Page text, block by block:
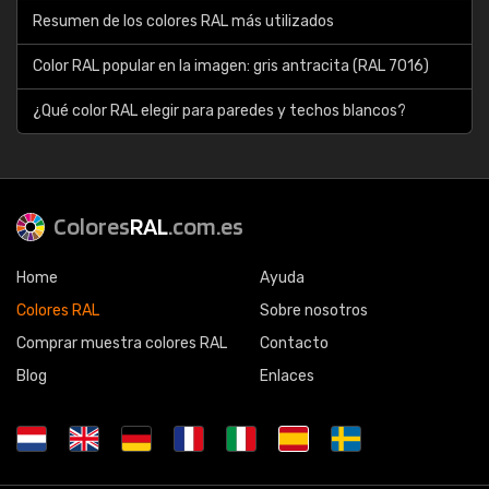
Resumen de los colores RAL más utilizados
Color RAL popular en la imagen: gris antracita (RAL 7016)
¿Qué color RAL elegir para paredes y techos blancos?
ColoresRAL.com.es
Home
Colores RAL
Comprar muestra colores RAL
Blog
Ayuda
Sobre nosotros
Contacto
Enlaces